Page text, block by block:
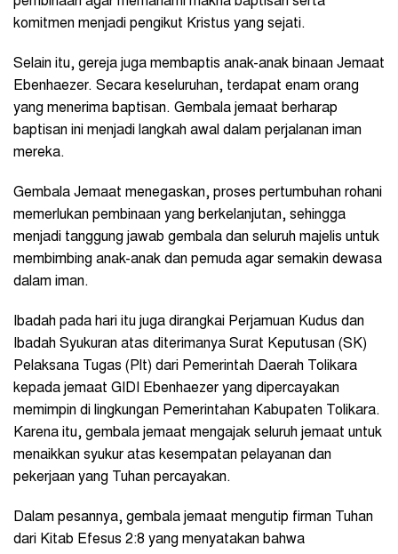
komitmen menjadi pengikut Kristus yang sejati.
Selain itu, gereja juga membaptis anak-anak binaan Jemaat
Ebenhaezer. Secara keseluruhan, terdapat enam orang
yang menerima baptisan. Gembala jemaat berharap
baptisan ini menjadi langkah awal dalam perjalanan iman
mereka.
Gembala Jemaat menegaskan, proses pertumbuhan rohani
memerlukan pembinaan yang berkelanjutan, sehingga
menjadi tanggung jawab gembala dan seluruh majelis untuk
membimbing anak-anak dan pemuda agar semakin dewasa
dalam iman.
Ibadah pada hari itu juga dirangkai Perjamuan Kudus dan
Ibadah Syukuran atas diterimanya Surat Keputusan (SK)
Pelaksana Tugas (Plt) dari Pemerintah Daerah Tolikara
kepada jemaat GIDI Ebenhaezer yang dipercayakan
memimpin di lingkungan Pemerintahan Kabupaten Tolikara.
Karena itu, gembala jemaat mengajak seluruh jemaat untuk
menaikkan syukur atas kesempatan pelayanan dan
pekerjaan yang Tuhan percayakan.
Dalam pesannya, gembala jemaat mengutip firman Tuhan
dari Kitab Efesus 2:8 yang menyatakan bahwa